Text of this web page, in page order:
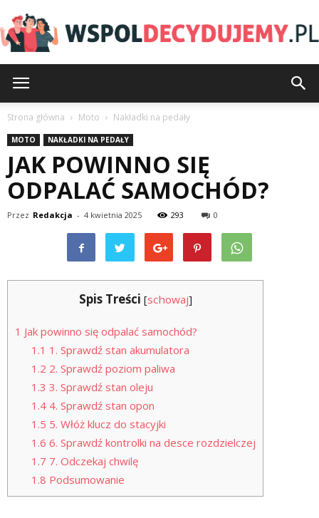
Strona główna Moto Nakładki na pedały
MOTO NAKŁADKI NA PEDAŁY
JAK POWINNO SIĘ
ODPALAĆ SAMOCHÓD?
Przez Redakcja - 4 kwietnia 2025 293 0
Spis Treści [schowaj]
1 Jak powinno się odpalać samochód?
1.1 1. Sprawdź stan akumulatora
1.2 2. Sprawdź poziom paliwa
1.3 3. Sprawdź stan oleju
1.44. Sprawdź stan opon
1.5 5. Włóż klucz do stacyjki
1.6 6. Sprawdź kontrolki na desce rozdzielczej
1.7 7. Odczekaj chwilę
1.8 Podsumowanie